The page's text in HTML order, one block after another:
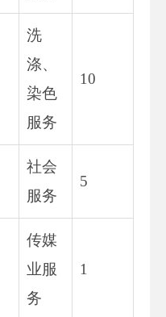
洗
涤、
染色
服务
10
社会
服务
5
传媒
业服
务
1